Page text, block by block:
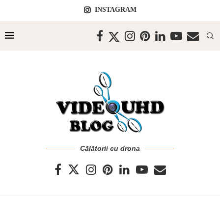
INSTAGRAM
Călătorii cu drona